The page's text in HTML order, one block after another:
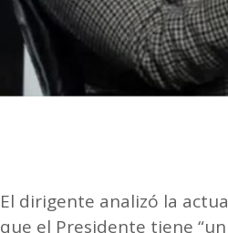
El dirigente analizó la
que el Presidente tiene